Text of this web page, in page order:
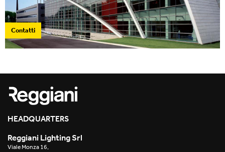
Contatti
HEADQUARTERS
Reggiani Lighting Srl
Viale Monza 16,